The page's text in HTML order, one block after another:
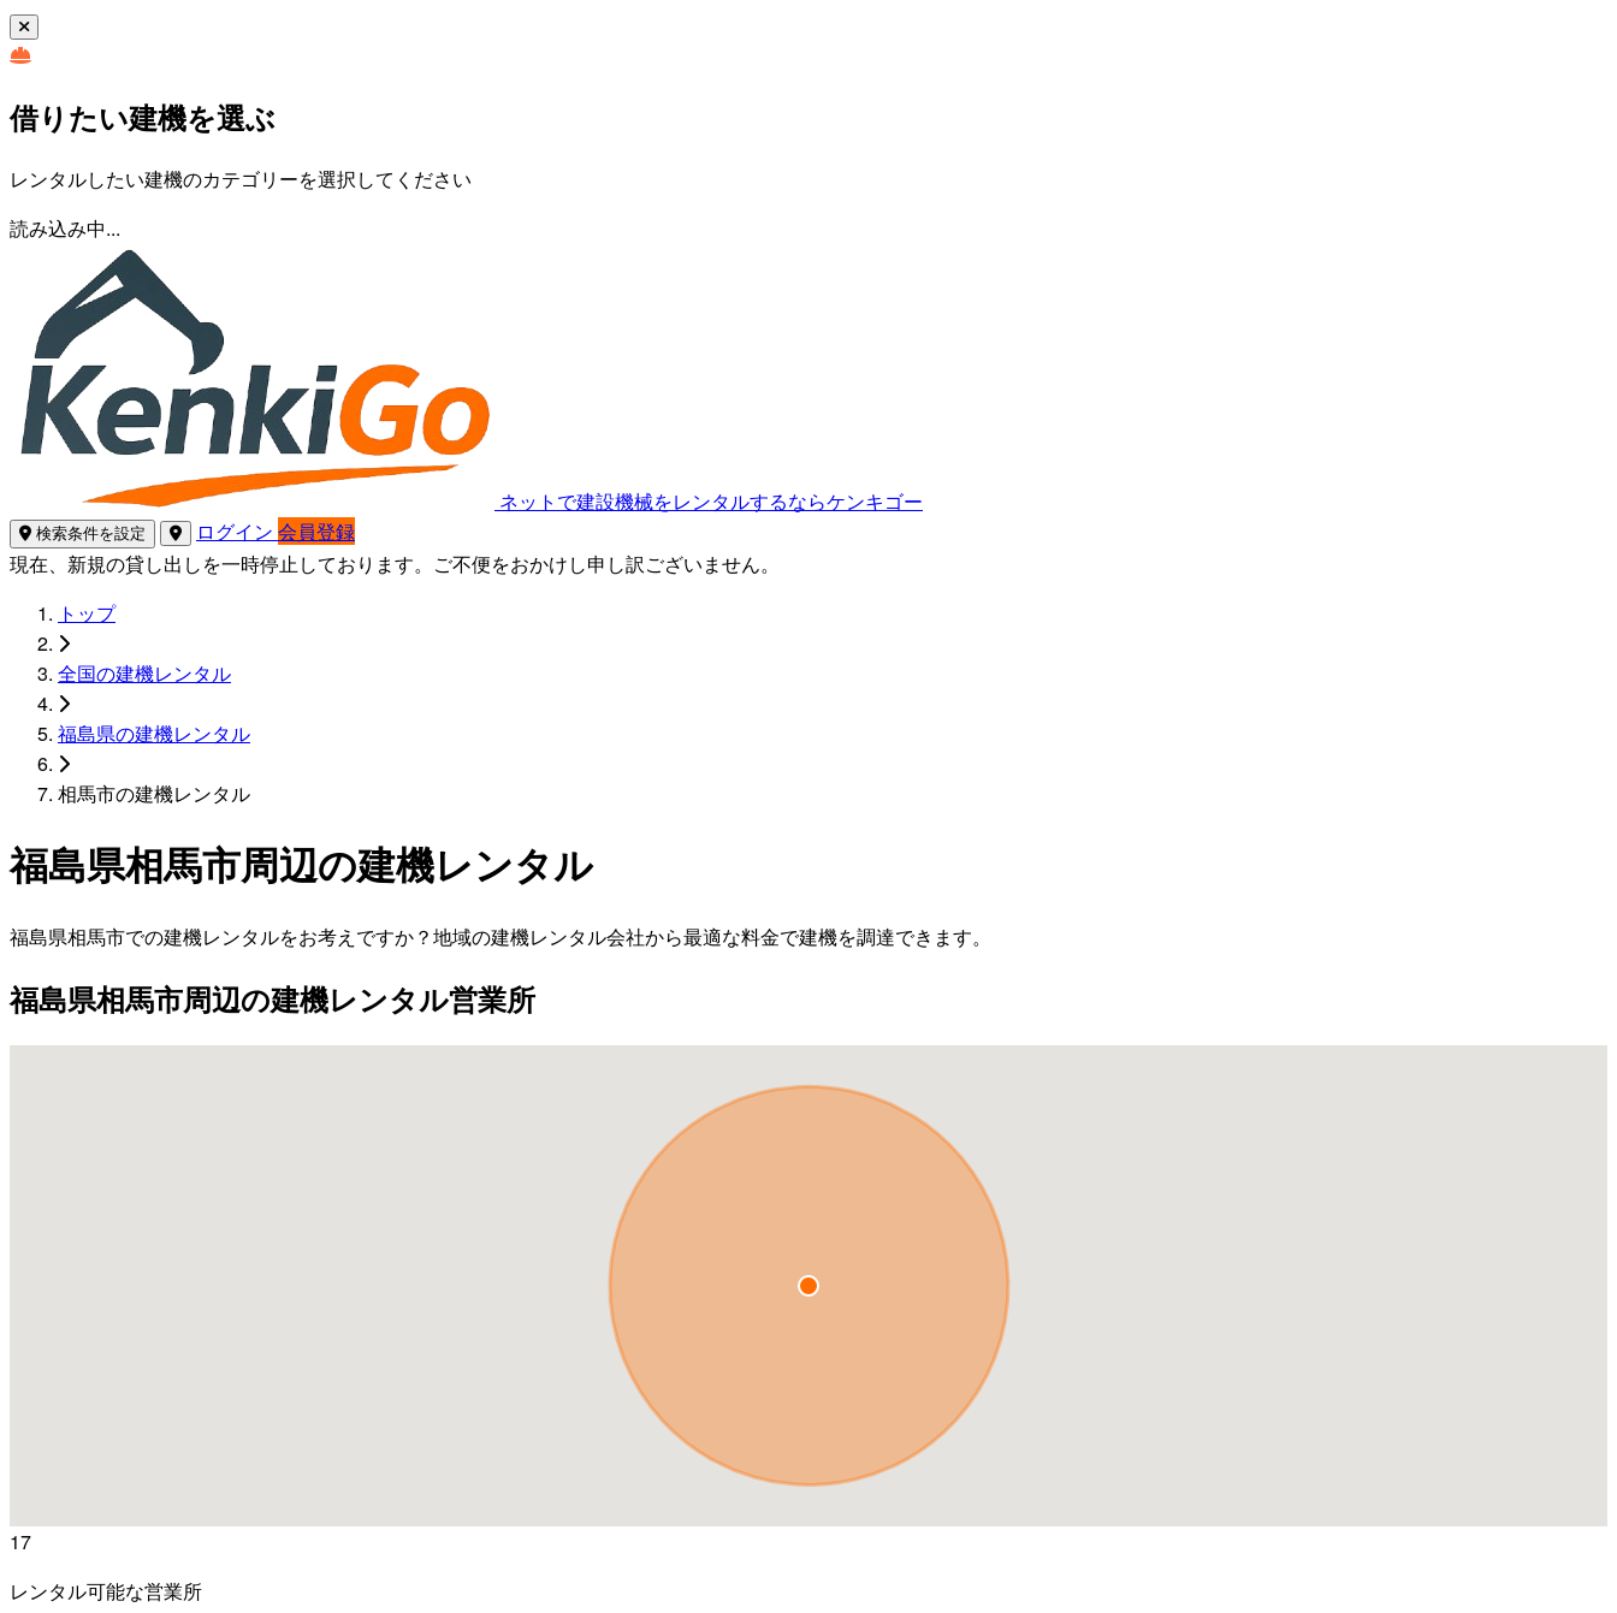
借りたい建機を選ぶ
レンタルしたい建機のカテゴリーを選択してください
読み込み中...
ネットで建設機械をレンタルするならケンキゴー
検索条件を設定 ログイン 会員登録
現在、新規の貸し出しを一時停止しております。ご不便をおかけし申し訳ございません。
トップ
全国の建機レンタル
福島県の建機レンタル
相馬市の建機レンタル
福島県相馬市周辺の建機レンタル
福島県相馬市での建機レンタルをお考えですか？地域の建機レンタル会社から最適な料金で建機を調達できます。
福島県相馬市周辺の建機レンタル営業所
17
レンタル可能な営業所